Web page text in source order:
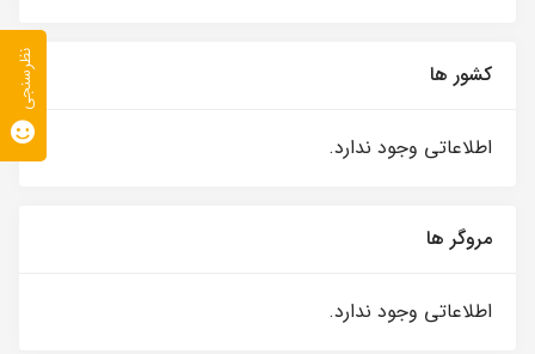
کشور ها
اطلاعاتی وجود ندارد.
مروگر ها
اطلاعاتی وجود ندارد.
نظرسنجی